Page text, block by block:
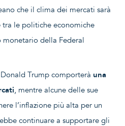
che il clima dei mercati sarà
le politiche economiche
monetario della Federal
Trump comporterà una
, mentre alcune delle sue
l’inflazione più alta per un
continuare a supportare gli